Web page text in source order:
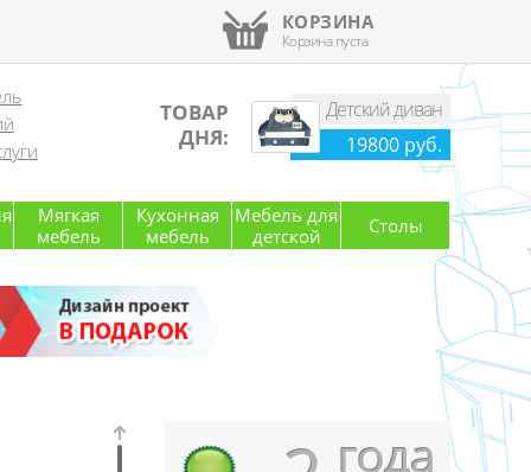
КОРЗИНА
Корзина пуста
ТОВАР
ДНЯ:
Детский диван
19800 руб.
Мягкая
мебель
Кухонная
мебель
Мебель для
детской
Столы
года